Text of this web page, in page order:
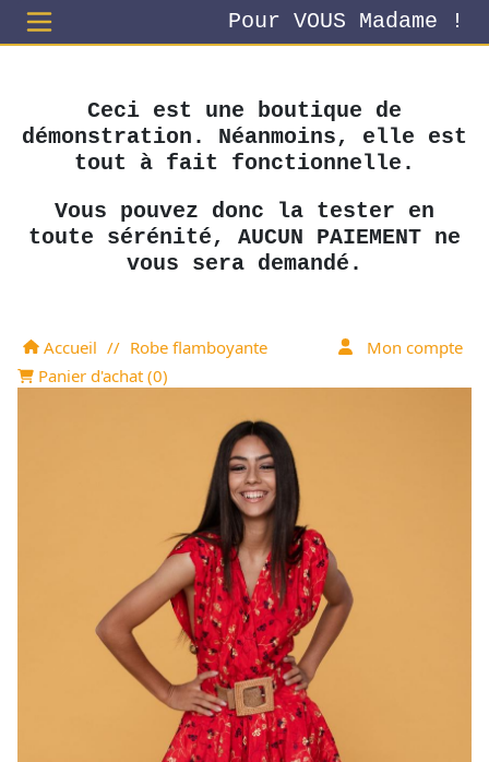
Pour VOUS Madame !
Ceci est une boutique de
démonstration. Néanmoins, elle est
tout à fait fonctionnelle.
Vous pouvez donc la tester en
toute sérénité, AUCUN PAIEMENT ne
vous sera demandé.
Accueil // Robe flamboyante
Mon compte
Panier d'achat (0)